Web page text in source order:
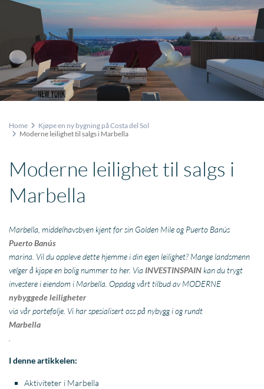
Home
Kjøpe en ny bygning på Costa del Sol
Moderne leilighet til salgs i Marbella
Moderne leilighet til salgs i
Marbella
Marbella, middelhavsbyen kjent for sin Golden Mile og Puerto Banús
Puerto Banús
marina. Vil du oppleve dette hjemme i din egen leilighet? Mange landsmenn
velger å kjøpe en bolig nummer to her. Via INVESTINSPAINkan du trygt
investere i eiendom i Marbella. Oppdag vårt tilbud av MODERNE
nybyggede leiligheter
via vår portefølje. Vi har spesialisert oss på nybygg i og rundt
Marbella
I denne artikkelen:
Aktiviteter i Marbella